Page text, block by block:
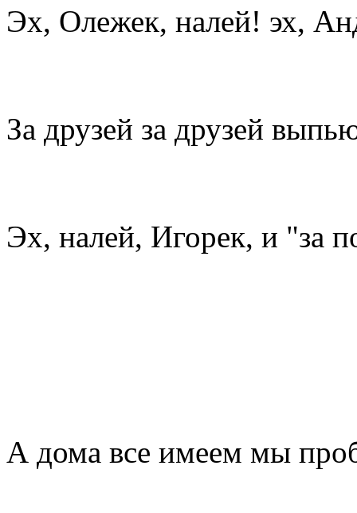
Эх, Олежек, налей! эх,
За друзей за друзей
Эх, налей, Игорек, и "за
А дома все имеем мы